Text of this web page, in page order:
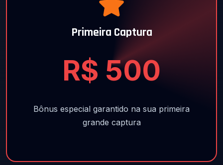
Primeira Captura
R$ 500
Bônus especial garantido na sua primeira
grande captura